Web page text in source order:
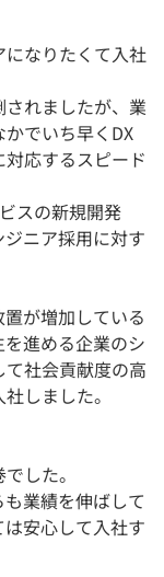
なりたくて入社
れましたが、業
でいち早くDX
応するスピード
スの新規開発
ニア採用に対す
が増加している
進める企業のシ
社会貢献度の高
しました。
した。
業績を伸ばして
安心して入社す